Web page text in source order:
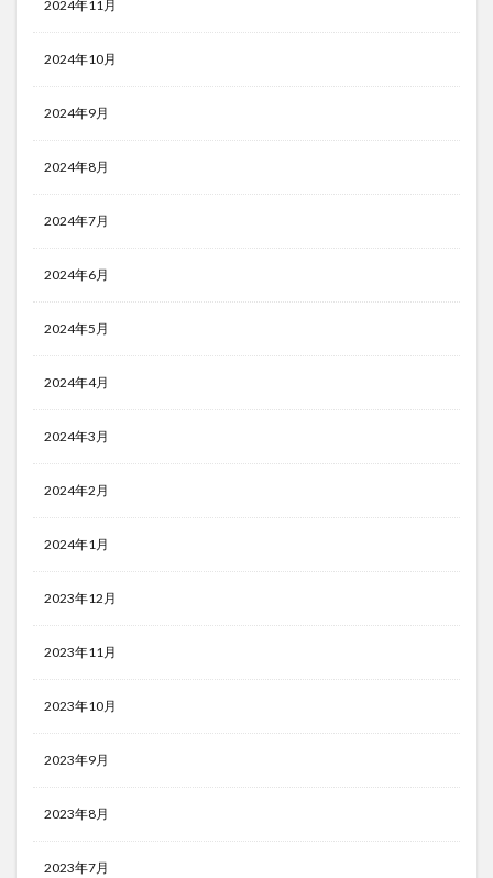
2024年11月
2024年10月
2024年9月
2024年8月
2024年7月
2024年6月
2024年5月
2024年4月
2024年3月
2024年2月
2024年1月
2023年12月
2023年11月
2023年10月
2023年9月
2023年8月
2023年7月